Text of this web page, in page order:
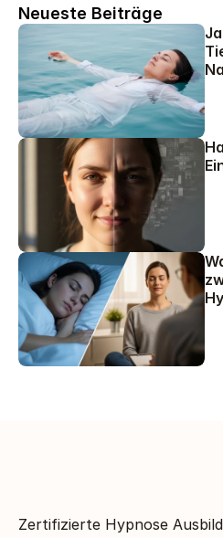
Neueste Beiträge
Zertifizierte Hypnose